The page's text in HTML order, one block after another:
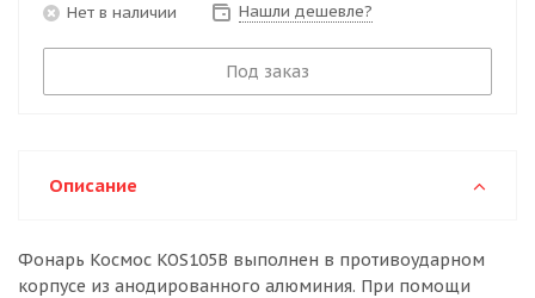
Нет в наличии Нашли дешевле?
Под заказ
Описание
Фонарь Космос KOS105B выполнен в противоударном
корпусе из анодированного алюминия. При помощи